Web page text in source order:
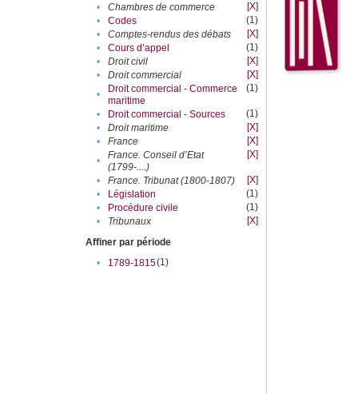
•
Chambres de commerce
[X]
•
Codes
(1)
•
Comptes-rendus des débats
[X]
•
Cours d’appel
(1)
•
Droit civil
[X]
•
Droit commercial
[X]
•
Droit commercial - Commerce
maritime
(1)
• Droit commercial - Sources
(1)
•
Droit maritime
[X]
•
France
[X]
•
France. Conseil d’Etat
(1799-....)
[X]
• France. Tribunat (1800-1807)
[X]
•
Législation
(1)
•
Procédure civile
(1)
•
Tribunaux
[X]
Affiner par période
•
1789-1815(1)